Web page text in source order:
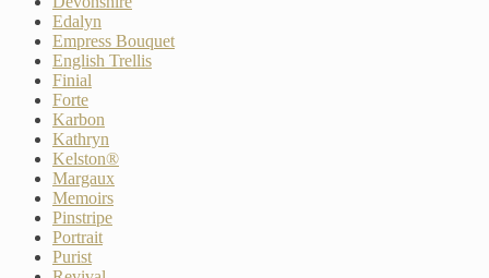
Edalyn
Empress Bouquet
English Trellis
Finial
Forte
Karbon
Kathryn
Kelston®
Margaux
Memoirs
Pinstripe
Portrait
Purist